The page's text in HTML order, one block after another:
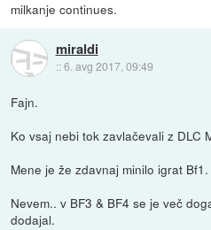
milkanje continues.
miraldi
::6. avg 2017, 09:49
Fajn.
Ko vsaj nebi tok zavlačevali z DLC
Mene je že zdavnaj minilo igrat Bf1.
Nevem.. v BF3 & BF4 se je več
dodajal.